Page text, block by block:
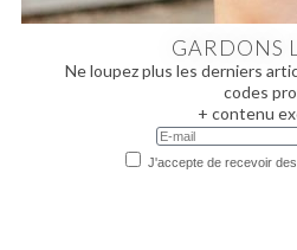
GARDONS
Ne loupez plus les derniers
codes
+ contenu
J'accepte de recevoir